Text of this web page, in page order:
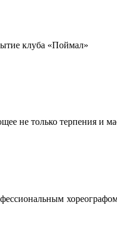
клуба «Поймал»
не только терпения и